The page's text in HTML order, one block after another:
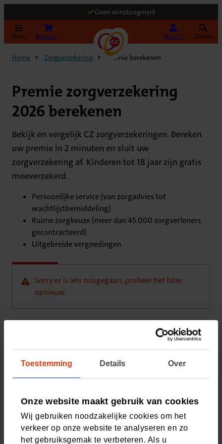
Toestemming Details Over
Onze website maakt gebruik van cookies
Wij gebruiken noodzakelijke cookies om het
verkeer op onze website te analyseren en zo
het gebruiksgemak te verbeteren. Als u
Geen winstoogmerk
Menu Bereken uw premie Mijn CZ Zoeken
Home Zorgverzekering Premie berekenen
Premie zorgverzekering
2026 berekenen
Bekijk en vergelijk CZ zorgverzekeringen. Bereken
uw premie in 2 minuten en sluit uw
zorgverzekering af. Kinderen tot 18 jaar zijn gratis
meeverzekerd.
Persoonlijke service (van zorgadvies tot
wachtlijstbemiddeling)
Ruime zorgkeuze (meer dan 45.000 zorgverleners
gecontracteerd)
Uitgebreide vergoedingen
Sorry er is iets misgegaan, probeer het later
opnieuw.
Vragen? Neem contact met ons op
Bel met onze klantenservice
maandag t/m vrijdag 8:00 - 17:30 uur.